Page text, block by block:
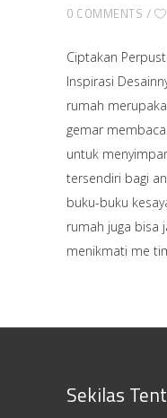
0 COMMENTS
Ciptakan
Inspirasi
rumah
gemar
untuk
tersendiri bagi
buku-buku
rumah juga bisa
menikmati me
Sekilas